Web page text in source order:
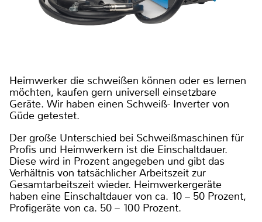
Heimwerker die schweißen können oder es lernen
möchten, kaufen gern universell einsetzbare
Geräte. Wir haben einen Schweiß- Inverter von
Güde getestet.
Der große Unterschied bei Schweißmaschinen für
Profis und Heimwerkern ist die Einschaltdauer.
Diese wird in Prozent angegeben und gibt das
Verhältnis von tatsächlicher Arbeitszeit zur
Gesamtarbeitszeit wieder. Heimwerkergeräte
haben eine Einschaltdauer von ca. 10 – 50 Prozent,
Profigeräte von ca. 50 – 100 Prozent.